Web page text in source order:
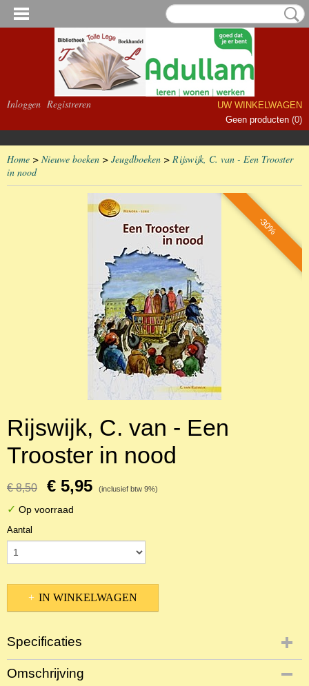
Inloggen Registreren
UW WINKELWAGEN
Geen producten (0)
Home > Nieuwe boeken > Jeugdboeken > Rijswijk, C. van - Een Trooster
in nood
-30%
Rijswijk, C. van - Een
Trooster in nood
€ 8,50 € 5,95 (inclusief btw 9%)
✓ Op voorraad
Aantal
IN WINKELWAGEN
Specificaties
Productcode
NBKJ-4428
Omschrijving